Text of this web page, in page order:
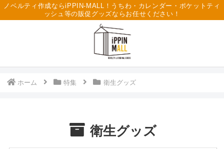
ノベルティ作成ならiPPIN-MALL！うちわ・カレンダー・ポケットティ
ッシュ等の販促グッズならお任せください！
ホーム 特集 衛生グッズ
衛生グッズ